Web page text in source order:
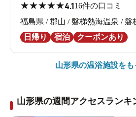
★★★★★4.116件の口コミ
福島県 / 郡山 / 磐梯熱海温泉 / 磐
日帰り
宿泊 クーポンあり
山形県の温浴施設をも
山形県の週間アクセスランキ